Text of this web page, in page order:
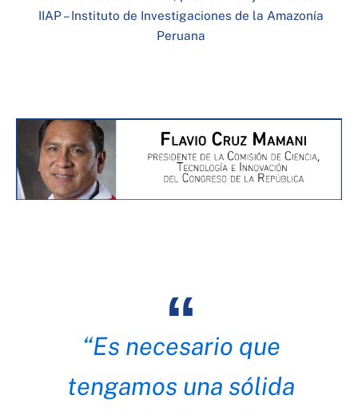
IIAP – Instituto de Investigaciones de la Amazonía
Peruana
“Es necesario que
tengamos una sólida